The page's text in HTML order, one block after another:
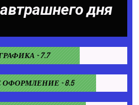
дня
- 7.7
- 8.5